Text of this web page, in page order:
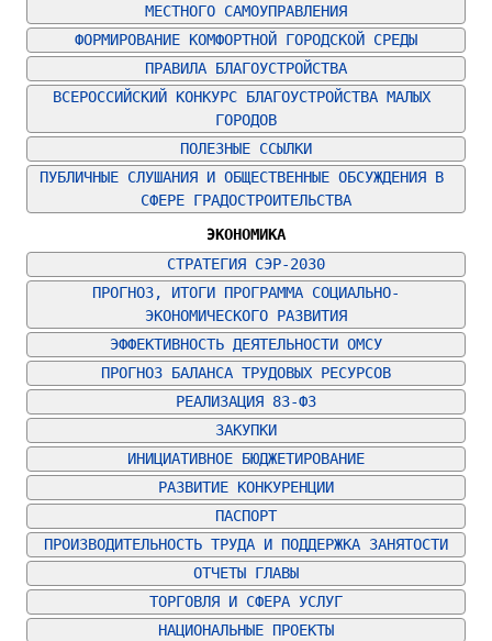
МЕСТНОГО САМОУПРАВЛЕНИЯ
ФОРМИРОВАНИЕ КОМФОРТНОЙ ГОРОДСКОЙ СРЕДЫ
ПРАВИЛА БЛАГОУСТРОЙСТВА
ВСЕРОССИЙСКИЙ КОНКУРС БЛАГОУСТРОЙСТВА МАЛЫХ
ГОРОДОВ
ПОЛЕЗНЫЕ ССЫЛКИ
ПУБЛИЧНЫЕ СЛУШАНИЯ И ОБЩЕСТВЕННЫЕ ОБСУЖДЕНИЯ В
СФЕРЕ ГРАДОСТРОИТЕЛЬСТВА
ЭКОНОМИКА
СТРАТЕГИЯ СЭР-2030
ПРОГНОЗ, ИТОГИ ПРОГРАММА СОЦИАЛЬНО-
ЭКОНОМИЧЕСКОГО РАЗВИТИЯ
ЭФФЕКТИВНОСТЬ ДЕЯТЕЛЬНОСТИ ОМСУ
ПРОГНОЗ БАЛАНСА ТРУДОВЫХ РЕСУРСОВ
РЕАЛИЗАЦИЯ 83-ФЗ
ЗАКУПКИ
ИНИЦИАТИВНОЕ БЮДЖЕТИРОВАНИЕ
РАЗВИТИЕ КОНКУРЕНЦИИ
ПАСПОРТ
ПРОИЗВОДИТЕЛЬНОСТЬ ТРУДА И ПОДДЕРЖКА ЗАНЯТОСТИ
ОТЧЕТЫ ГЛАВЫ
ТОРГОВЛЯ И СФЕРА УСЛУГ
НАЦИОНАЛЬНЫЕ ПРОЕКТЫ